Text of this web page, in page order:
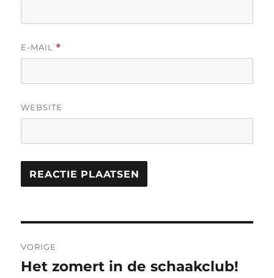
E-MAIL *
WEBSITE
VORIGE
Vorig
Het zomert in de schaakclub!